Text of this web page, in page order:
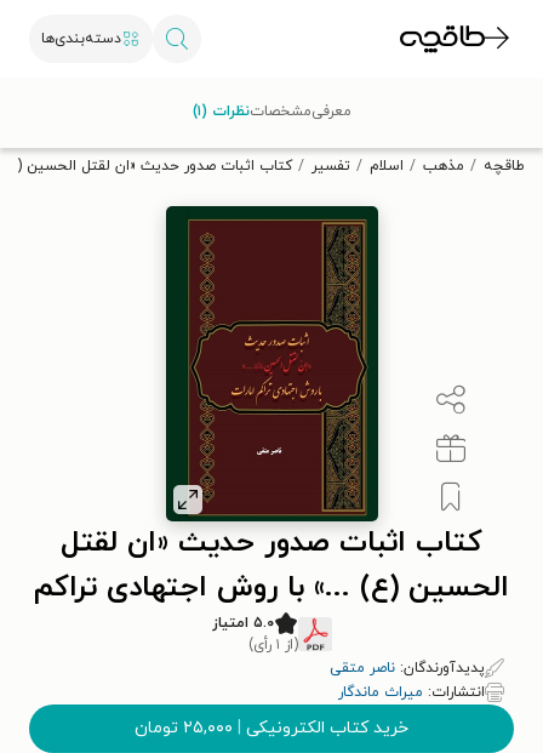
دسته‌بندی‌ها
تخفیف از طاقچه دریافت کن.
طاقچه مذهب اسلام تفسیر کتاب اثبات صدور حدیث «ان لقتل الحسین (ع) ٫٫٫» با روش اجتهادی تراکم
کتاب اثبات صدور حدیث «ان لقتل
الحسین (ع) ...» با روش اجتهادی تراکم
امارات
۵.۰ امتیاز
(از ۱ رأی)
پدیدآورندگان: ناصر متقی
انتشارات: میراث ماندگار
خرید کتاب الکترونیکی | ۲۵,۰۰۰ تومان
معرفیمشخصاتنظرات (۱)